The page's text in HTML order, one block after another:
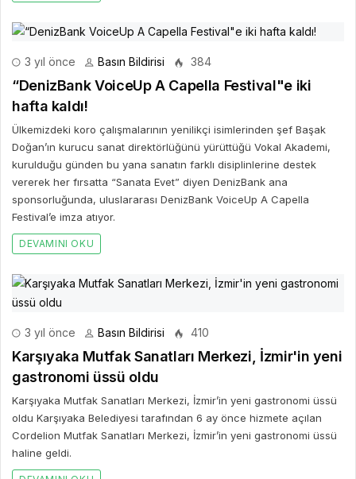
3 yıl önce Basın Bildirisi 384
“DenizBank VoiceUp A Capella Festival"e iki
hafta kaldı!
Ülkemizdeki koro çalışmalarının yenilikçi isimlerinden şef Başak
Doğan’ın kurucu sanat direktörlüğünü yürüttüğü Vokal Akademi,
kurulduğu günden bu yana sanatın farklı disiplinlerine destek
vererek her fırsatta “Sanata Evet” diyen DenizBank ana
sponsorluğunda, uluslararası DenizBank VoiceUp A Capella
Festival’e imza atıyor.
DEVAMINI OKU
3 yıl önce Basın Bildirisi 410
Karşıyaka Mutfak Sanatları Merkezi, İzmir'in yeni
gastronomi üssü oldu
Karşıyaka Mutfak Sanatları Merkezi, İzmir’in yeni gastronomi üssü
oldu Karşıyaka Belediyesi tarafından 6 ay önce hizmete açılan
Cordelion Mutfak Sanatları Merkezi, İzmir’in yeni gastronomi üssü
haline geldi.